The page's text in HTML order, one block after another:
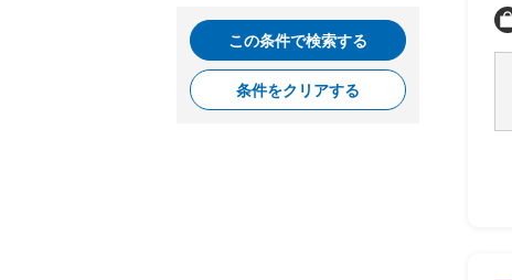
この条件で検索する
条件をクリアする